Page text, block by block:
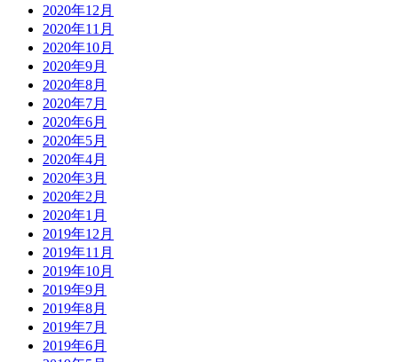
2020年12月
2020年11月
2020年10月
2020年9月
2020年8月
2020年7月
2020年6月
2020年5月
2020年4月
2020年3月
2020年2月
2020年1月
2019年12月
2019年11月
2019年10月
2019年9月
2019年8月
2019年7月
2019年6月